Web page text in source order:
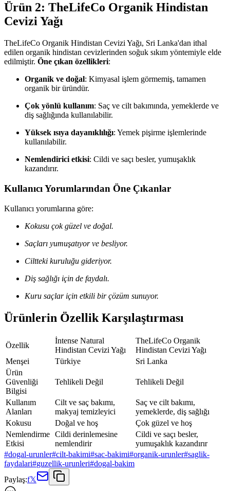
Ürün 2: TheLifeCo Organik Hindistan
Cevizi Yağı
TheLifeCo Organik Hindistan Cevizi Yağı, Sri Lanka'dan ithal
edilen organik hindistan cevizlerinden soğuk sıkım yöntemiyle elde
edilmiştir. Öne çıkan özellikleri:
Organik ve doğal: Kimyasal işlem görmemiş, tamamen
organik bir üründür.
Çok yönlü kullanım: Saç ve cilt bakımında, yemeklerde ve
diş sağlığında kullanılabilir.
Yüksek ısıya dayanıklılığı: Yemek pişirme işlemlerinde
kullanılabilir.
Nemlendirici etkisi: Cildi ve saçı besler, yumuşaklık
kazandırır.
Kullanıcı Yorumlarından Öne Çıkanlar
Kullanıcı yorumlarına göre:
Kokusu çok güzel ve doğal.
Saçları yumuşatıyor ve besliyor.
Ciltteki kuruluğu gideriyor.
Diş sağlığı için de faydalı.
Kuru saçlar için etkili bir çözüm sunuyor.
Ürünlerin Özellik Karşılaştırması
Özellik
İntense Natural
Hindistan Cevizi Yağı
TheLifeCo Organik
Hindistan Cevizi Yağı
Menşei
Türkiye
Sri Lanka
Ürün
Güvenliği
Bilgisi
Tehlikeli Değil Tehlikeli Değil
Kullanım
Alanları
Cilt ve saç bakımı,
makyaj temizleyici
Saç ve cilt bakımı,
yemeklerde, diş sağlığı
Kokusu
Doğal ve hoş
Çok güzel ve hoş
Nemlendirme
Etkisi
Cildi derinlemesine
nemlendirir
Cildi ve saçı besler,
yumuşaklık kazandırır
#dogal-urunler#cilt-bakimi#sac-bakimi#organik-urunler#saglik-
faydalari#guzellik-urunleri#dogal-bakim
Paylaş:f𝕏